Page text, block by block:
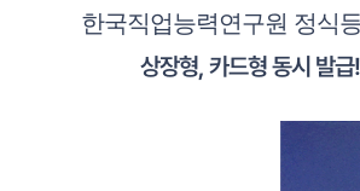
한국직업능력연구원 정식
상장형, 카드형 동시 발급!